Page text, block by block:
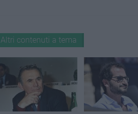
Altri contenuti a tema